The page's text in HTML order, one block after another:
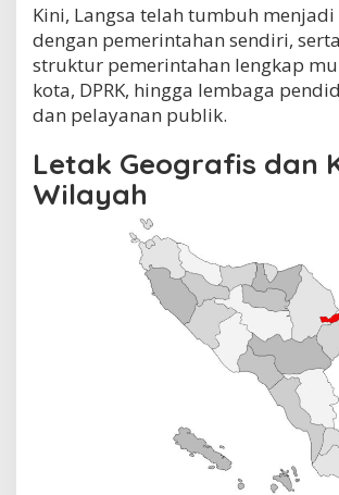
Kini, Langsa telah tumbuh
dengan pemerintahan sendiri,
struktur pemerintahan lengkap
kota, DPRK, hingga lembaga
dan pelayanan publik.
Letak Geografis dan
Wilayah